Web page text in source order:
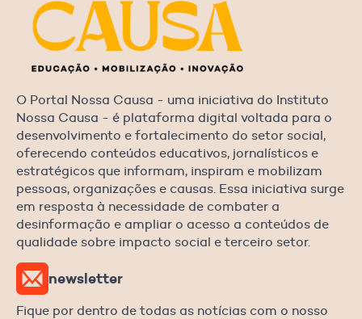
O Portal Nossa Causa - uma iniciativa do Instituto
Nossa Causa - é plataforma digital voltada para o
desenvolvimento e fortalecimento do setor social,
oferecendo conteúdos educativos, jornalísticos e
estratégicos que informam, inspiram e mobilizam
pessoas, organizações e causas. Essa iniciativa surge
em resposta à necessidade de combater a
desinformação e ampliar o acesso a conteúdos de
qualidade sobre impacto social e terceiro setor.
newsletter
Fique por dentro de todas as notícias com o nosso